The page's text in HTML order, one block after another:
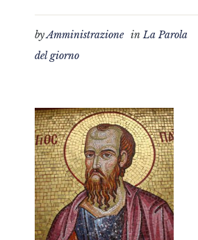
byAmministrazione inLa Parola
del giorno